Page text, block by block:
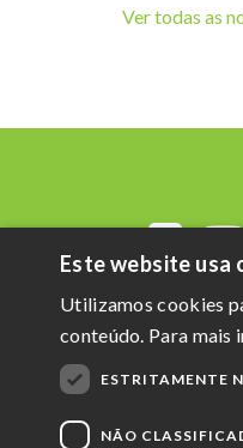
Ver todas as
Este website usa
Utilizamos cookies
conteúdo. Para mais
ESTRITAMENTE
NÃO